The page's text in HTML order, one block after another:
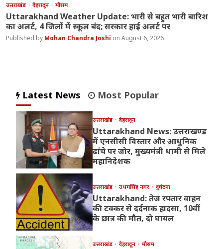
उत्तराखंड देहरादून मौसम
Uttarakhand Weather Update: भारी से बहुत भारी बारिश
का अलर्ट, 4 जिलों में स्कूल बंद; सरकार हाई अलर्ट पर
Mohan Chandra Joshi August 6, 2026
Latest News Most Popular
उत्तराखंड देहरादून
Uttarakhand News: उत्तराखण्ड
में एनसीसी विस्तार और आधुनिक
ढांचे पर जोर, मुख्यमंत्री धामी से मिले
महानिदेशक
उत्तराखंड उधमसिंह नगर दुर्घटना
Uttarakhand: तेज रफ्तार वाहन
की टक्कर से दर्दनाक हादसा, 10वीं
के छात्र की मौत, दो घायल
उत्तराखंड देहरादून मौसम